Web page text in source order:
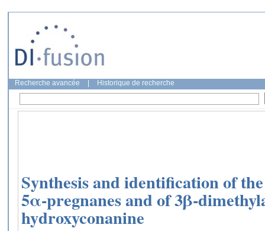
Recherche avancée Historique de recherche
Synthesis and identification of
5α-pregnanes and of 3β-
hydroxyconanine